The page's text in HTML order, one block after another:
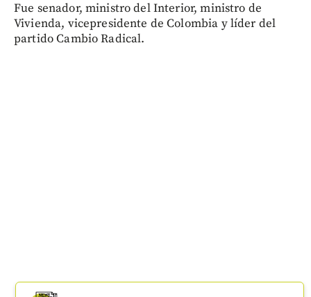
Fue senador, ministro del Interior, ministro de
Vivienda, vicepresidente de Colombia y líder del
partido Cambio Radical.